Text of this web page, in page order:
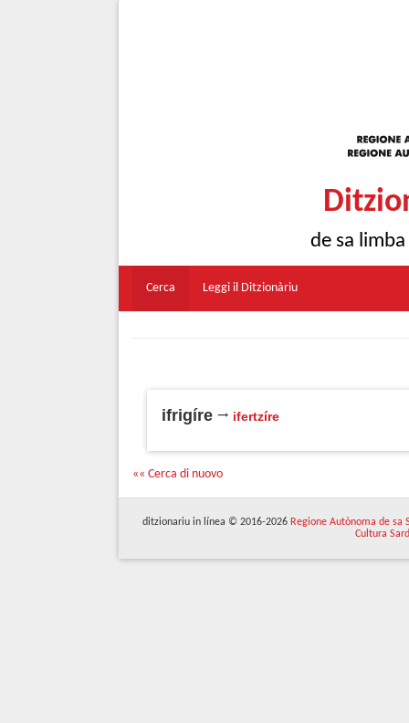
de sa
Cerca Leggi il Ditzionàriu
ifrigíre ifertzíre
«« Cerca di nuovo
ditzionariu in línea © 2016-2026 Regione Autònoma de sa
Cultura